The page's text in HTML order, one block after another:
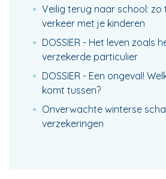
Veilig terug naar school: zo
verkeer met je kinderen
DOSSIER - Het leven zoals
verzekerde particulier
DOSSIER - Een ongeval!
komt tussen?
Onverwachte winterse
verzekeringen